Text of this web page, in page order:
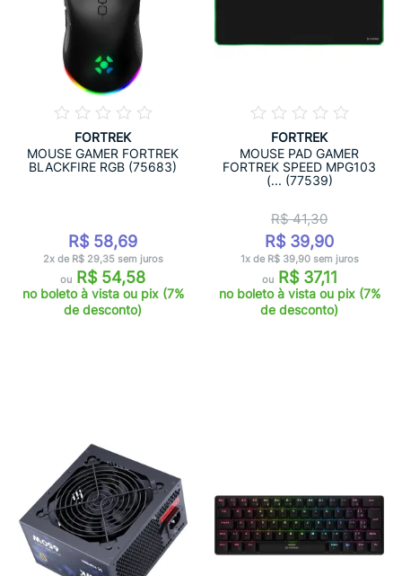
FORTREK
MOUSE GAMER FORTREK
BLACKFIRE RGB (75683)
R$ 58,69
2x de R$ 29,35 sem juros
ou R$ 54,58
no boleto à vista ou pix (7%
de desconto)
FORTREK
MOUSE PAD GAMER
FORTREK SPEED MPG103
(... (77539)
R$ 41,30
R$ 39,90
1x de R$ 39,90 sem juros
ouR$ 37,11
no boleto à vista ou pix (7%
de desconto)